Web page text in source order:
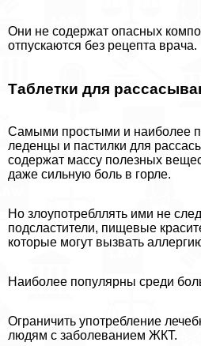
Они не содержат опасных
отпускаются без рецепта врача.
Таблетки для
Самыми простыми и наиболее
леденцы и пастилки для
содержат массу полезных
даже сильную боль в горле.
Но злоупотрeбллять ими не
подсластители, пищевые
которые могут вызвать
Наиболее популярны среди
Ограничить употрeбление
людям с заболеванием ЖКТ.